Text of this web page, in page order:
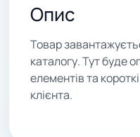
Опис
Товар
каталогу. Тут буде
елементів та
клієнта.